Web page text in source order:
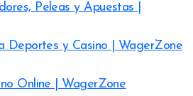
Peleas y Apuestas |
Deportes y Casino | WagerZone
Online | WagerZone